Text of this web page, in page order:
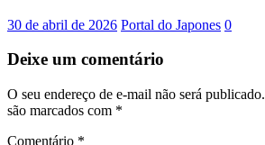
30 de abril de 2026 Portal do Japones 0
Deixe um comentário
O seu endereço de e-mail não será publicado.
são marcados com *
Comentário *